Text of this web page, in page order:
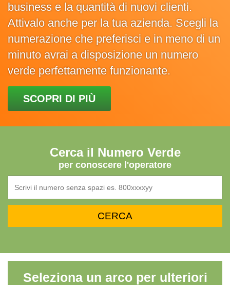
business e la quantità di nuovi clienti.
Attivalo anche per la tua azienda. Scegli la
numerazione che preferisci e in meno di un
minuto avrai a disposizione un numero
verde perfettamente funzionante.
SCOPRI DI PIÙ
Cerca il Numero Verde
per conoscere l'operatore
Seleziona un arco per ulteriori